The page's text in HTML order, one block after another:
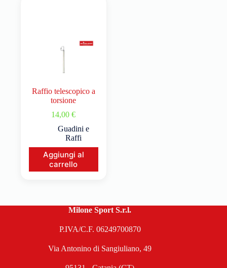
Raffio telescopico a
torsione
14,00€
Guadini e
Raffi
Aggiungi al
carrello
Milone Sport S.r.l.
P.IVA/C.F. 06249700870
Via Antonino di Sangiuliano, 49